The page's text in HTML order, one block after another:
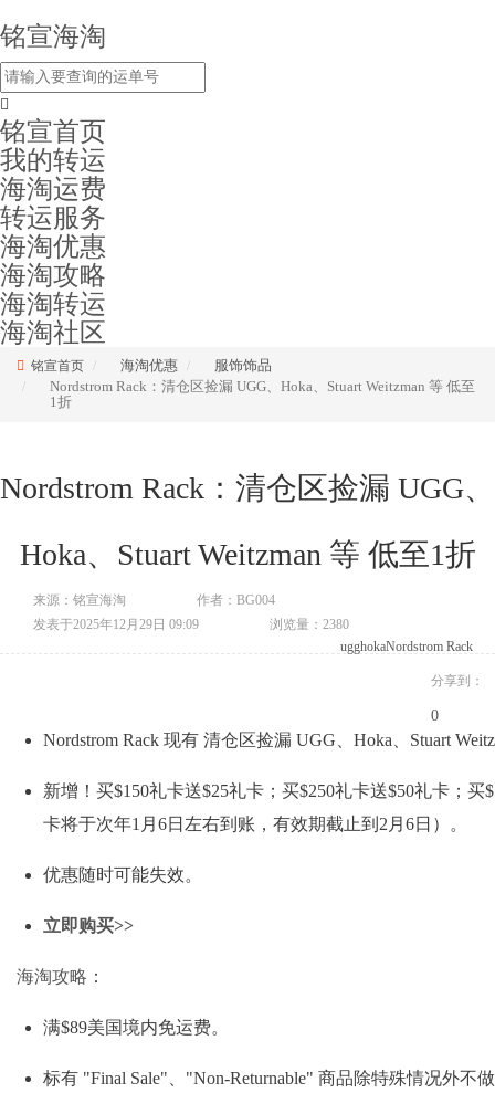
铭宣海淘
铭宣首页
我的转运
海淘运费
转运服务
海淘优惠
海淘攻略
海淘转运
海淘社区
铭宣首页 海淘优惠
服饰饰品
Nordstrom Rack：清仓区捡漏 UGG、Hoka、Stuart Weitzman 等 低至
1折
Nordstrom Rack：清仓区捡漏 UGG、
Hoka、Stuart Weitzman 等 低至1折
来源：铭宣海淘
作者：BG004
发表于2025年12月29日 09:09
浏览量：2380
ugghokaNordstrom Rack
分享到：
0
Nordstrom Rack 现有 清仓区捡漏 UGG、Hoka、Stuart
新增！买$150礼卡送$25礼卡；买$250礼卡送$50礼卡；买
卡将于次年1月6日左右到账，有效期截止到2月6日）。
优惠随时可能失效。
立即购买>>
海淘攻略 ：
满$89美国境内免运费。
标有 "Final Sale"、"Non-Returnable" 商品除特殊情况外不